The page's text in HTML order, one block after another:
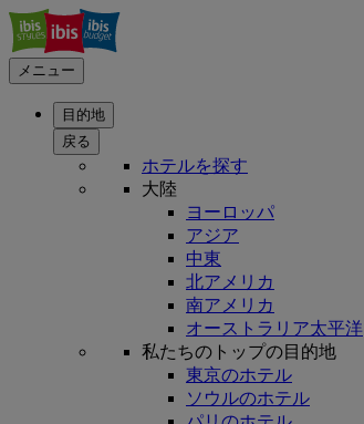
メニュー
目的地
戻る
ホテルを探す
大陸
ヨーロッパ
アジア
中東
北アメリカ
南アメリカ
オーストラリア太平洋
私たちのトップの目的地
東京のホテル
ソウルのホテル